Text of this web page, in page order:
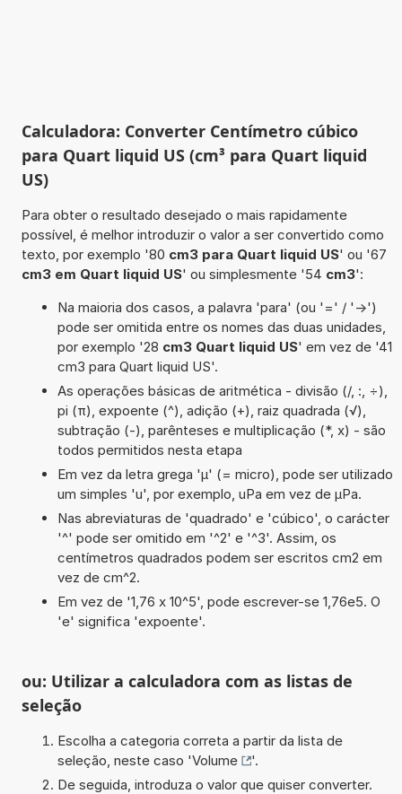
Calculadora: Converter Centímetro cúbico
para Quart liquid US (cm³ para Quart liquid
US)
Para obter o resultado desejado o mais rapidamente
possível, é melhor introduzir o valor a ser convertido como
texto, por exemplo '80 cm3 para Quart liquid US' ou '67
cm3 em Quart liquid US' ou simplesmente '54 cm3':
Na maioria dos casos, a palavra 'para' (ou '=' / '->')
pode ser omitida entre os nomes das duas unidades,
por exemplo '28 cm3 Quart liquid US' em vez de '41
cm3 para Quart liquid US'.
As operações básicas de aritmética - divisão (/, :, ÷),
pi (π), expoente (^), adição (+), raiz quadrada (√),
subtração (-), parênteses e multiplicação (*, x) - são
todos permitidos nesta etapa
Em vez da letra grega 'µ' (= micro), pode ser utilizado
um simples 'u', por exemplo, uPa em vez de µPa.
Nas abreviaturas de 'quadrado' e 'cúbico', o carácter
'^' pode ser omitido em '^2' e '^3'. Assim, os
centímetros quadrados podem ser escritos cm2 em
vez de cm^2.
Em vez de '1,76 x 10^5', pode escrever-se 1,76e5. O
'e' significa 'expoente'.
ou: Utilizar a calculadora com as listas de
seleção
Escolha a categoria correta a partir da lista de
seleção, neste caso 'Volume
'.
De seguida, introduza o valor que quiser converter.